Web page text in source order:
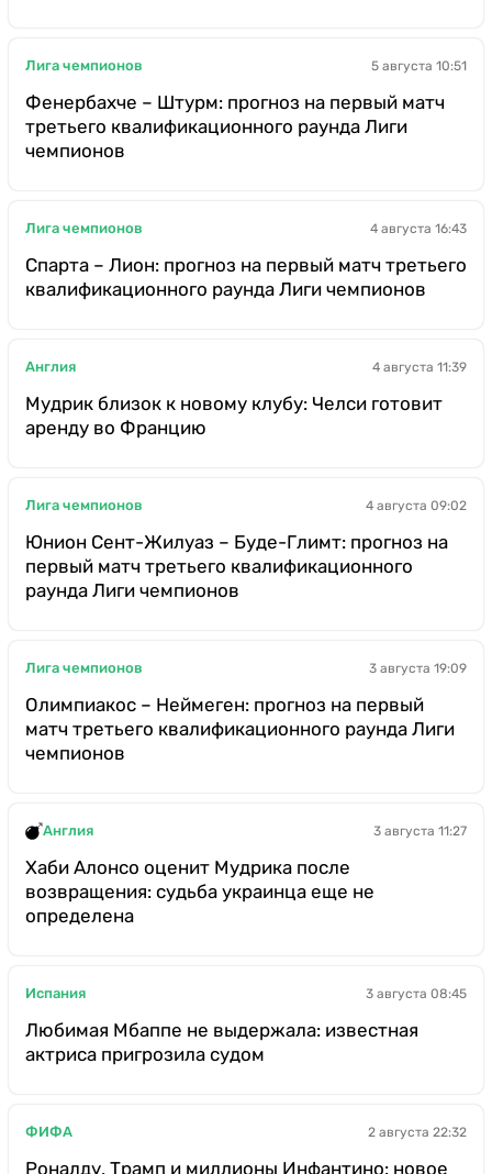
Лига чемпионов 5 августа 10:51
Фенербахче – Штурм: прогноз на первый матч
третьего квалификационного раунда Лиги
чемпионов
Лига чемпионов 4 августа 16:43
Спарта – Лион: прогноз на первый матч третьего
квалификационного раунда Лиги чемпионов
Англия 4 августа 11:39
Мудрик близок к новому клубу: Челси готовит
аренду во Францию
Лига чемпионов 4 августа 09:02
Юнион Сент-Жилуаз – Буде-Глимт: прогноз на
первый матч третьего квалификационного
раунда Лиги чемпионов
Лига чемпионов 3 августа 19:09
Олимпиакос – Неймеген: прогноз на первый
матч третьего квалификационного раунда Лиги
чемпионов
Англия 3 августа 11:27
Хаби Алонсо оценит Мудрика после
возвращения: судьба украинца еще не
определена
Испания 3 августа 08:45
Любимая Мбаппе не выдержала: известная
актриса пригрозила судом
ФИФА 2 августа 22:32
Роналду, Трамп и миллионы Инфантино: новое